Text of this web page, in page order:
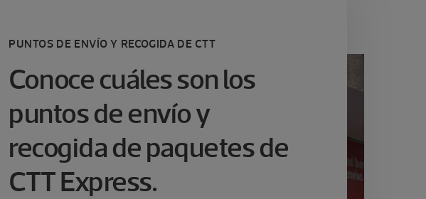
PUNTOS DE ENVÍO Y RECOGIDA DE CTT
Conoce cuáles son los
puntos de envío y
recogida de paquetes de
CTT Express.